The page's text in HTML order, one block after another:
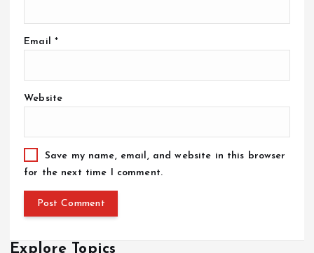
Email *
Website
Save my name, email, and website in this browser
for the next time I comment.
Explore Topics